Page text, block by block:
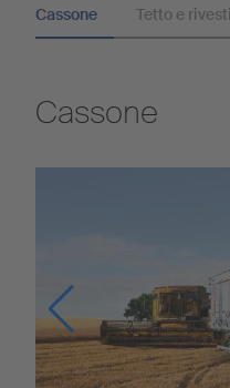
Cassone Tetto e
Cassone